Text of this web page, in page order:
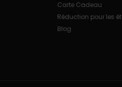
Carte Cadeau
Réduction pour les
Blog